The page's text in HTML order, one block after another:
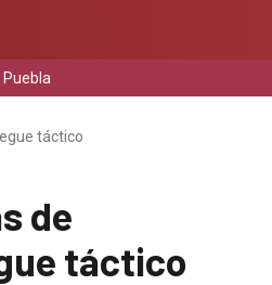
Puebla
táctico
de
táctico